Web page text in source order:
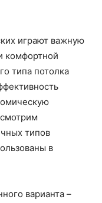
играют важную
комфортной
типа потолка
типов
в
варианта –